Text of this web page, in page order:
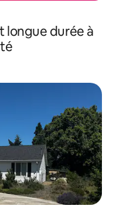
longue durée à
appréciés